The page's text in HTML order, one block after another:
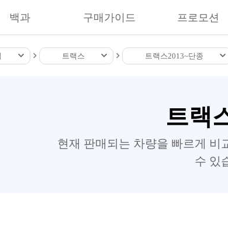
백과 구매가이드 프로모션
트랙스 트랙스2013~단종
트랙
현재 판매되는 차량을 빠르게 비
수 있